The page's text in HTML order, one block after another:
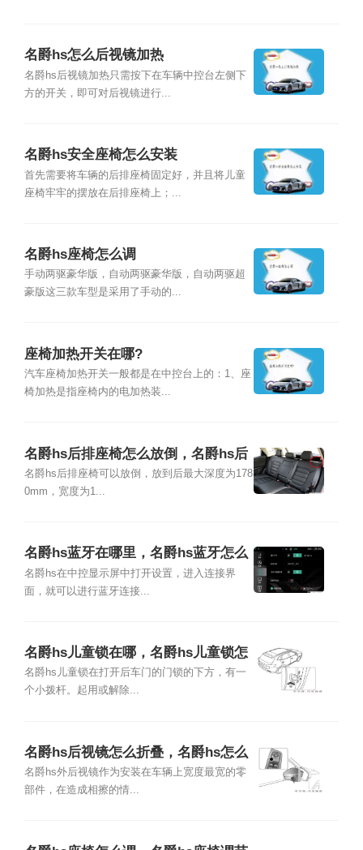
名爵hs怎么后视镜加热
名爵hs后视镜加热只需按下在车辆中控台左侧下
方的开关，即可对后视镜进行...
名爵hs安全座椅怎么安装
首先需要将车辆的后排座椅固定好，并且将儿童
座椅牢牢的摆放在后排座椅上；...
名爵hs座椅怎么调
手动两驱豪华版，自动两驱豪华版，自动两驱超
豪版这三款车型是采用了手动的...
座椅加热开关在哪?
汽车座椅加热开关一般都是在中控台上的：1、座
椅加热是指座椅内的电加热装...
名爵hs后排座椅怎么放倒，名爵hs后
排座椅放倒图解
名爵hs后排座椅可以放倒，放到后最大深度为178
0mm，宽度为1...
名爵hs蓝牙在哪里，名爵hs蓝牙怎么
连接
名爵hs在中控显示屏中打开设置，进入连接界
面，就可以进行蓝牙连接...
名爵hs儿童锁在哪，名爵hs儿童锁怎
么开
名爵hs儿童锁在打开后车门的门锁的下方，有一
个小拨杆。起用或解除...
名爵hs后视镜怎么折叠，名爵hs怎么
后视镜加热
名爵hs外后视镜作为安装在车辆上宽度最宽的零
部件，在造成相擦的情...